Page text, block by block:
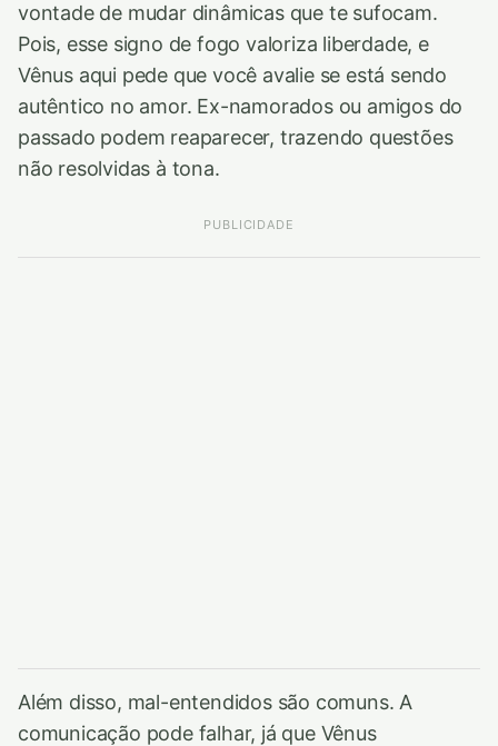
vontade de mudar dinâmicas que te sufocam.
Pois, esse signo de fogo valoriza liberdade, e
Vênus aqui pede que você avalie se está sendo
autêntico no amor. Ex-namorados ou amigos do
passado podem reaparecer, trazendo questões
não resolvidas à tona.
PUBLICIDADE
Além disso, mal-entendidos são comuns. A
comunicação pode falhar, já que Vênus